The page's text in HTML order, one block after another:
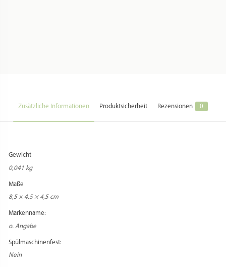
Zusätzliche Informationen Produktsicherheit Rezensionen 0
Gewicht
0,041 kg
Maße
8,5 × 4,5 × 4,5 cm
Markenname:
o. Angabe
Spülmaschinenfest:
Nein